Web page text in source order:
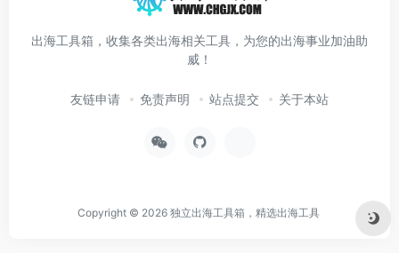
出海工具箱，收集各类出海相关工具，为您的出海事业加油助
威！
友链申请 免责声明 站点提交 关于本站
Copyright © 2026 独立出海工具箱，精选出海工具